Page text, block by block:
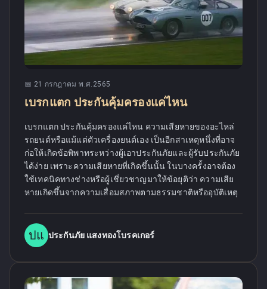
📅 21 กรกฎาคม พ.ศ.2565
เบรกแตก ประกันคุ้มครองแค่ไหน
เบรกแตก ประกันคุ้มครองแค่ไหน ความเสียหายของอะไหล่
รถยนต์หรือแม้แต่ตัวเครื่องยนต์เอง เป็นอีกสาเหตุหนึ่งที่อาจ
ก่อให้เกิดข้อพิพาทระหว่างผู้เอาประกันภัยและผู้รับประกันภัย
ได้ง่าย เพราะความเสียหายที่เกิดขึ้นนั้น ในบางครั้งอาจต้อง
ใช้เทคนิคทางช่างหรือผู้เชี่ยวชาญมาให้ข้อยุติว่า ความเสีย
หายเกิดขึ้นจากความเสื่อมสภาพตามธรรมชาติหรืออุบัติเหตุ
ปแ ประกันภัย แสงทองโบรคเกอร์